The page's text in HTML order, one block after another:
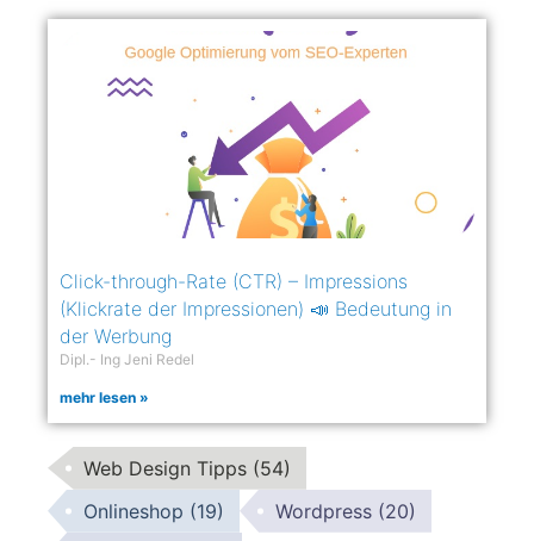
Click-through-Rate (CTR) – Impressions
(Klickrate der Impressionen) 📣 Bedeutung in
der Werbung
Dipl.- Ing Jeni Redel
mehr lesen »
Web Design Tipps (54)
Onlineshop (19) Wordpress (20)